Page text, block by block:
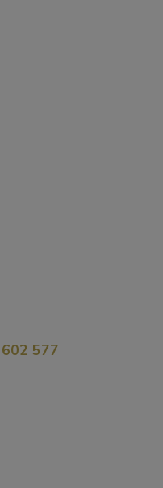
577